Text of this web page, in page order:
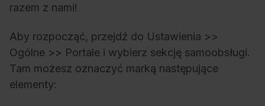
razem z nami!
Aby rozpocząć, przejdź do Ustawienia >>
Ogólne >> Portale i wybierz sekcję samoobsługi.
Tam możesz oznaczyć marką następujące
elementy: